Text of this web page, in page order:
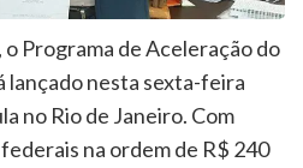
Programa de Aceleração do
lançado nesta sexta-feira
no Rio de Janeiro. Com
na ordem de R$ 240